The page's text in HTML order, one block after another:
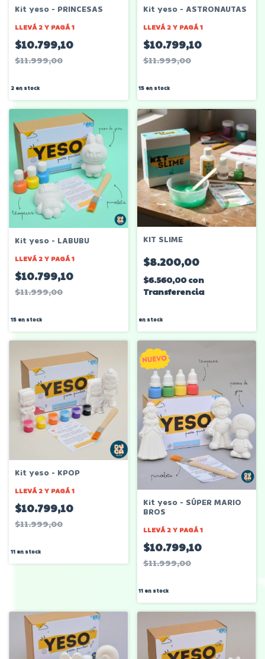
Kit yeso - PRINCESAS
LLEVÁ 2 Y PAGÁ 1
$10.799,10
$11.999,00
2en stock
Kit yeso - ASTRONAUTAS
LLEVÁ 2 Y PAGÁ 1
$10.799,10
$11.999,00
15 en stock
Kit yeso - LABUBU
LLEVÁ 2 Y PAGÁ 1
$10.799,10
$11.999,00
15en stock
KIT SLIME
$8.200,00
$6.560,00con
Transferencia
en stock
Kit yeso - KPOP
LLEVÁ 2 Y PAGÁ 1
$10.799,10
$11.999,00
11en stock
Kit yeso - SÚPER MARIO
BROS
LLEVÁ 2 Y PAGÁ 1
$10.799,10
$11.999,00
11 en stock